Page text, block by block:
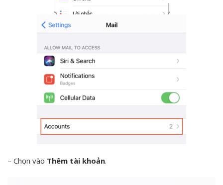
– Chọn vào Thêm tài khoản.